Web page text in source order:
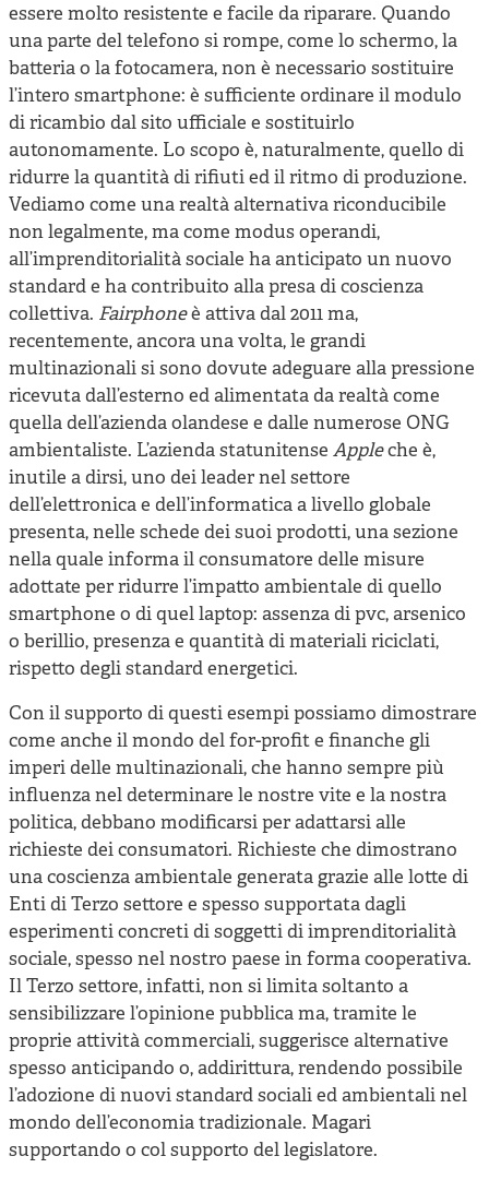
essere molto resistente e facile da riparare. Quando
una parte del telefono si rompe, come lo schermo, la
batteria o la fotocamera, non è necessario sostituire
l’intero smartphone: è sufficiente ordinare il modulo
di ricambio dal sito ufficiale e sostituirlo
autonomamente. Lo scopo è, naturalmente, quello di
ridurre la quantità di rifiuti ed il ritmo di produzione.
Vediamo come una realtà alternativa riconducibile
non legalmente, ma come modus operandi,
all’imprenditorialità sociale ha anticipato un nuovo
standard e ha contribuito alla presa di coscienza
collettiva. Fairphoneè attiva dal 2011 ma,
recentemente, ancora una volta, le grandi
multinazionali si sono dovute adeguare alla pressione
ricevuta dall’esterno ed alimentata da realtà come
quella dell’azienda olandese e dalle numerose ONG
ambientaliste. L’azienda statunitense Appleche è,
inutile a dirsi, uno dei leader nel settore
dell’elettronica e dell’informatica a livello globale
presenta, nelle schede dei suoi prodotti, una sezione
nella quale informa il consumatore delle misure
adottate per ridurre l’impatto ambientale di quello
smartphone o di quel laptop: assenza di pvc, arsenico
o berillio, presenza e quantità di materiali riciclati,
rispetto degli standard energetici.
Con il supporto di questi esempi possiamo dimostrare
come anche il mondo del for-profit e finanche gli
imperi delle multinazionali, che hanno sempre più
influenza nel determinare le nostre vite e la nostra
politica, debbano modificarsi per adattarsi alle
richieste dei consumatori. Richieste che dimostrano
una coscienza ambientale generata grazie alle lotte di
Enti di Terzo settore e spesso supportata dagli
esperimenti concreti di soggetti di imprenditorialità
sociale, spesso nel nostro paese in forma cooperativa.
Il Terzo settore, infatti, non si limita soltanto a
sensibilizzare l’opinione pubblica ma, tramite le
proprie attività commerciali, suggerisce alternative
spesso anticipando o, addirittura, rendendo possibile
l’adozione di nuovi standard sociali ed ambientali nel
mondo dell’economia tradizionale. Magari
supportando o col supporto del legislatore.